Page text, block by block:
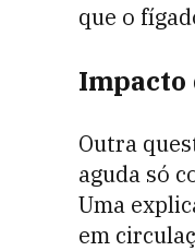
que o
Impacto
Outra
aguda só
Uma
em